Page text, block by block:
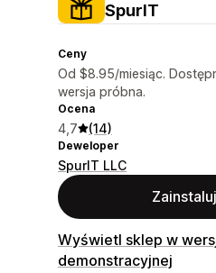
SpurIT
Ceny
Od $8.95/miesiąc.
wersja próbna.
Ocena
4,7 (14)
Deweloper
SpurIT LLC
Zainstaluj
Wyświetl sklep w
demonstracyjnej